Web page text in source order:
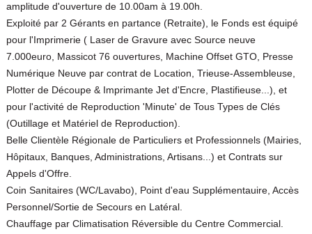
amplitude d'ouverture de 10.00am à 19.00h.
Exploité par 2 Gérants en partance (Retraite), le Fonds est équipé
pour l'Imprimerie ( Laser de Gravure avec Source neuve
7.000euro, Massicot 76 ouvertures, Machine Offset GTO, Presse
Numérique Neuve par contrat de Location, Trieuse-Assembleuse,
Plotter de Découpe & Imprimante Jet d'Encre, Plastifieuse...), et
pour l'activité de Reproduction 'Minute' de Tous Types de Clés
(Outillage et Matériel de Reproduction).
Belle Clientèle Régionale de Particuliers et Professionnels (Mairies,
Hôpitaux, Banques, Administrations, Artisans...) et Contrats sur
Appels d'Offre.
Coin Sanitaires (WC/Lavabo), Point d'eau Supplémentauire, Accès
Personnel/Sortie de Secours en Latéral.
Chauffage par Climatisation Réversible du Centre Commercial.